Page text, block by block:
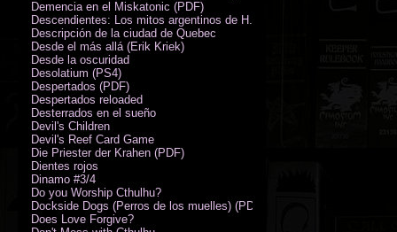
Demencia en el Miskatonic (PDF)
Descendientes: Los mitos argentinos de H.P. Lovecraft
Descripción de la ciudad de Quebec
Desde el más allá (Erik Kriek)
Desde la oscuridad
Desolatium (PS4)
Despertados (PDF)
Despertados reloaded
Desterrados en el sueño
Devil's Children
Devil's Reef Card Game
Die Priester der Krahen (PDF)
Dientes rojos
Dinamo #3/4
Do you Worship Cthulhu?
Dockside Dogs (Perros de los muelles) (PDF)
Does Love Forgive?